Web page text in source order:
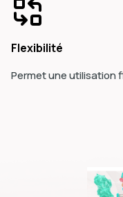
Flexibilité
Permet une utilisation